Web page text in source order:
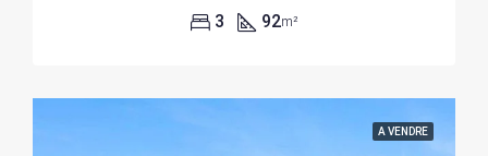
3 92m²
A VENDRE